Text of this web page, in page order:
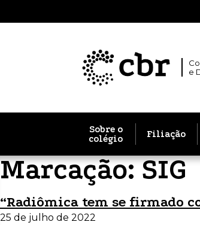
e
Sobre o
colégio
Filiação
Marcação:SIG
“Radiômica tem se firmado
25 de julho de 2022